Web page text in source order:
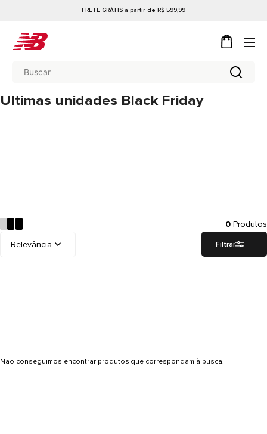
FRETE GRÁTIS a partir de R$ 599,99
Ultimas unidades Black Friday
0 Produtos
Filtrar
Não conseguimos encontrar produtos que correspondam à busca.